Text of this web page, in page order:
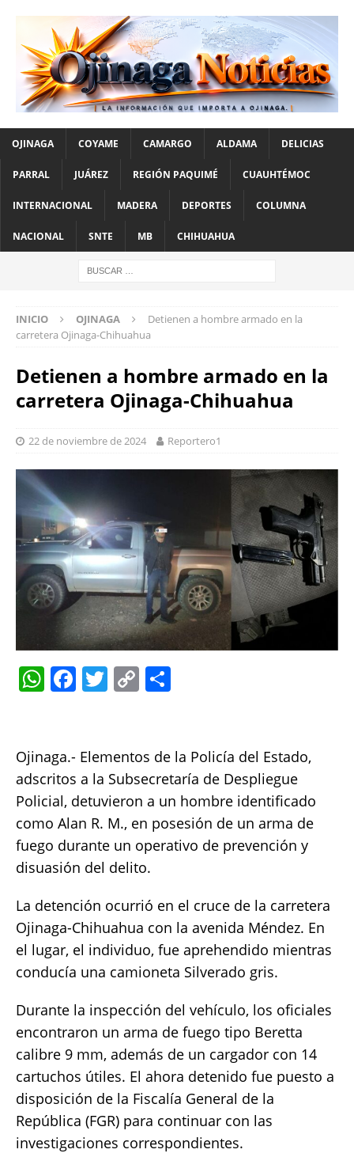
OJINAGA COYAME CAMARGO ALDAMA DELICIAS
PARRAL JUÁREZ REGIÓN PAQUIMÉ CUAUHTÉMOC
INTERNACIONAL MADERA DEPORTES COLUMNA
NACIONAL SNTE MB CHIHUAHUA
INICIO OJINAGA
Detienen a hombre armado en la
carretera Ojinaga-Chihuahua
Detienen a hombre armado en la
carretera Ojinaga-Chihuahua
22 de noviembre de 2024 Reportero1
W
s
A
p
p
F
e
b
o
o
k
T
te
r
C
y
Li
n
k
re
Ojinaga.- Elementos de la Policía del Estado,
adscritos a la Subsecretaría de Despliegue
Policial, detuvieron a un hombre identificado
como Alan R. M., en posesión de un arma de
fuego durante un operativo de prevención y
disuasión del delito.
La detención ocurrió en el cruce de la carretera
Ojinaga-Chihuahua con la avenida Méndez. En
el lugar, el individuo, fue aprehendido mientras
conducía una camioneta Silverado gris.
Durante la inspección del vehículo, los oficiales
encontraron un arma de fuego tipo Beretta
calibre 9 mm, además de un cargador con 14
cartuchos útiles. El ahora detenido fue puesto a
disposición de la Fiscalía General de la
República (FGR) para continuar con las
investigaciones correspondientes.